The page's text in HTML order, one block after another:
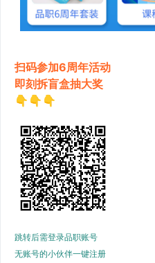
扫码参加6周年活动
即刻拆盲盒抽大奖
👇👇👇
跳转后需登录品职账号
无账号的小伙伴一键注册